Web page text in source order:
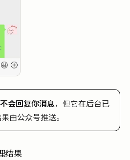
不会回复你消息，但它在后台已
由公众号推送。
结果